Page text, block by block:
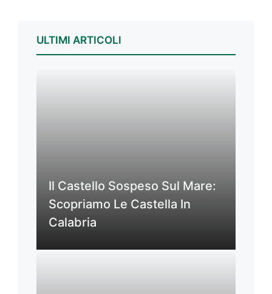
ULTIMI ARTICOLI
Il Castello Sospeso Sul Mare:
Scopriamo Le Castella In
Calabria